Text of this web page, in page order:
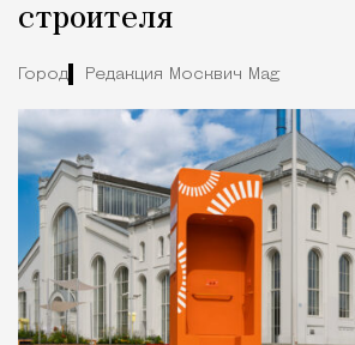
строителя
Город Редакция Москвич Mag